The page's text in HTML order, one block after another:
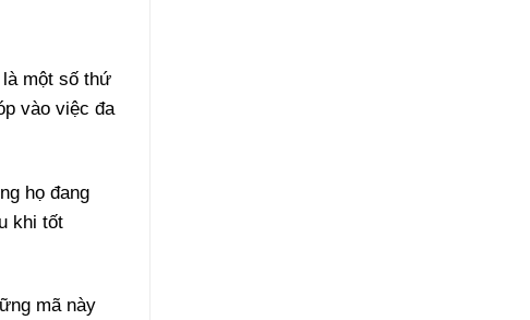
một số thứ
vào việc đa
họ đang
khi tốt
mã này